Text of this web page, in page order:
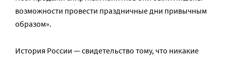
возможности провести праздничные дни привычным
образом».
История России — свидетельство тому, что никакие